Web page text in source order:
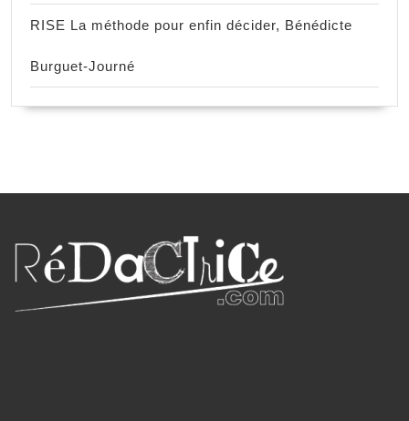
RISE La méthode pour enfin décider, Bénédicte
Burguet-Journé